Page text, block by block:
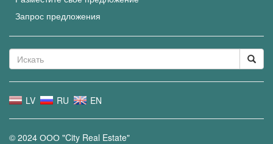
Запрос предложения
LV RU EN
© 2024 ООО "City Real Estate"